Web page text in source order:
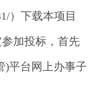
）下载本项目
加投标，首先
)平台网上办事子